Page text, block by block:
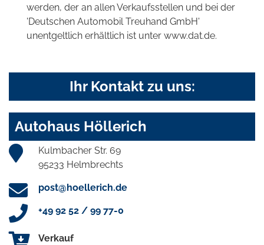
werden, der an allen Verkaufsstellen und bei der
'Deutschen Automobil Treuhand GmbH'
unentgeltlich erhältlich ist unter www.dat.de.
Ihr Kontakt zu uns:
Autohaus Höllerich
Kulmbacher Str. 69
95233 Helmbrechts
post@hoellerich.de
+49 92 52 / 99 77-0
Verkauf